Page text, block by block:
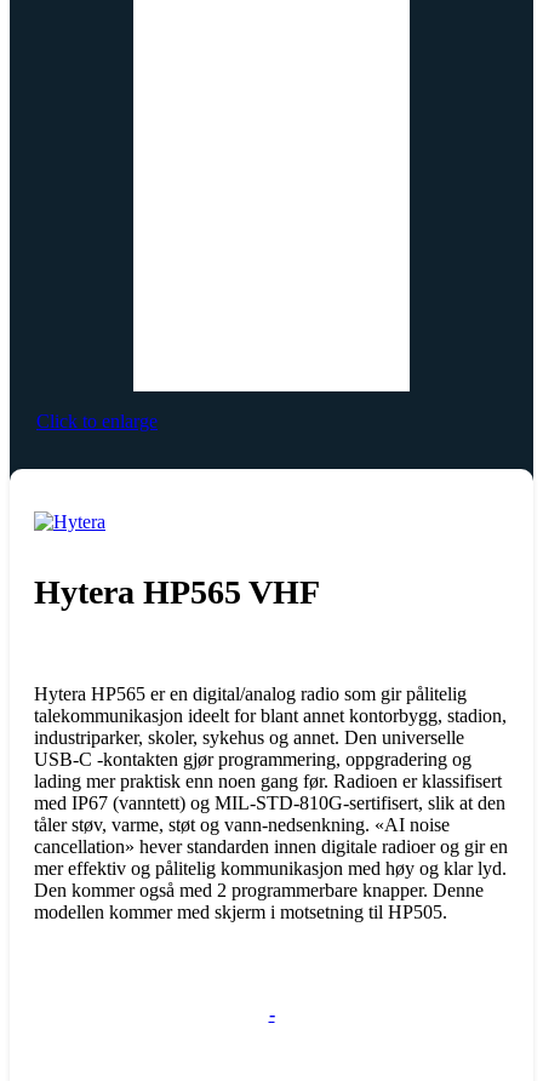
Click to enlarge
Hytera HP565 VHF
Hytera HP565 er en digital/analog radio som gir pålitelig
talekommunikasjon ideelt for blant annet kontorbygg, stadion,
industriparker, skoler, sykehus og annet. Den universelle
USB-C -kontakten gjør programmering, oppgradering og
lading mer praktisk enn noen gang før. Radioen er klassifisert
med IP67 (vanntett) og MIL-STD-810G-sertifisert, slik at den
tåler støv, varme, støt og vann-nedsenkning. «AI noise
cancellation» hever standarden innen digitale radioer og gir en
mer effektiv og pålitelig kommunikasjon med høy og klar lyd.
Den kommer også med 2 programmerbare knapper. Denne
modellen kommer med skjerm i motsetning til HP505.
-